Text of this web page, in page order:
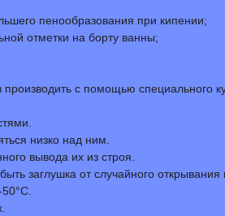
пенообразования при кипении;
отметки на борту ванны;
с помощью специального
низко над ним.
вывода их из строя.
заглушка от случайного открывания